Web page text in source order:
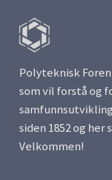
Polyteknisk
som vil forstå og
siden 1852 og
Velkommen!